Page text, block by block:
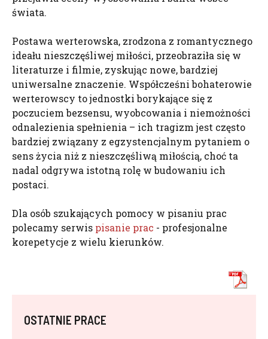
świata.
Postawa werterowska, zrodzona z romantycznego
ideału nieszczęśliwej miłości, przeobraziła się w
literaturze i filmie, zyskując nowe, bardziej
uniwersalne znaczenie. Współcześni bohaterowie
werterowscy to jednostki borykające się z
poczuciem bezsensu, wyobcowania i niemożności
odnalezienia spełnienia – ich tragizm jest często
bardziej związany z egzystencjalnym pytaniem o
sens życia niż z nieszczęśliwą miłością, choć ta
nadal odgrywa istotną rolę w budowaniu ich
postaci.
Dla osób szukających pomocy w pisaniu prac
polecamy serwis pisanie prac - profesjonalne
korepetycje z wielu kierunków.
OSTATNIE PRACE